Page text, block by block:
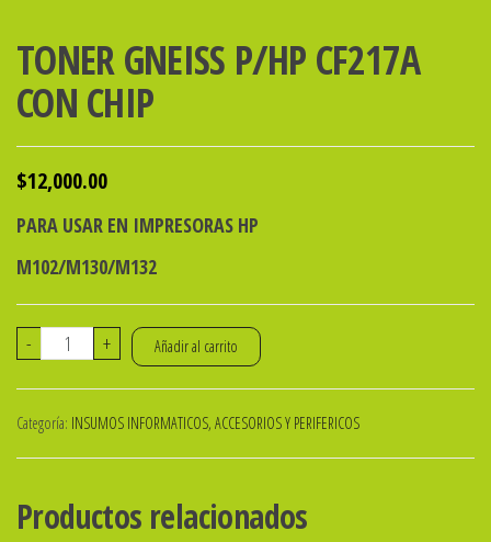
TONER GNEISS P/HP CF217A
CON CHIP
$12,000.00
PARA USAR EN IMPRESORAS HP
M102/M130/M132
-
TONER
CF217A
CON
cantidad
+ Añadir al carrito
Categoría: INSUMOS INFORMATICOS, ACCESORIOS Y PERIFERICOS
Productos relacionados